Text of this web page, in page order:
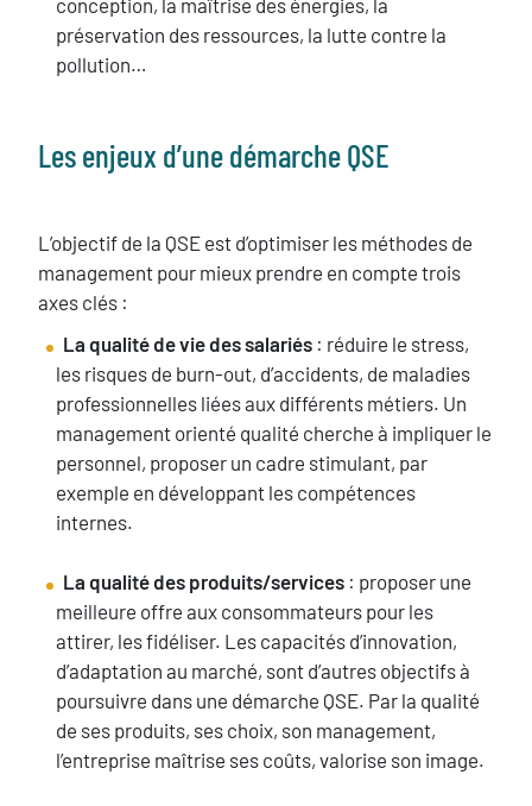
conception, la maîtrise des énergies, la
préservation des ressources, la lutte contre la
pollution…
Les enjeux d’une démarche QSE
L’objectif de la QSE est d’optimiser les méthodes de
management pour mieux prendre en compte trois
axes clés :
La qualité de vie des salariés: réduire le stress,
les risques de burn-out, d’accidents, de maladies
professionnelles liées aux différents métiers. Un
management orienté qualité cherche à impliquer le
personnel, proposer un cadre stimulant, par
exemple en développant les compétences
internes.
La qualité des produits/services: proposer une
meilleure offre aux consommateurs pour les
attirer, les fidéliser. Les capacités d’innovation,
d’adaptation au marché, sont d’autres objectifs à
poursuivre dans une démarche QSE. Par la qualité
de ses produits, ses choix, son management,
l’entreprise maîtrise ses coûts, valorise son image.